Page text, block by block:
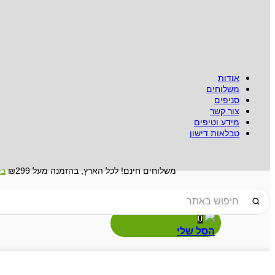
אודות
משלוחים
סניפים
צור קשר
מידע וטיפים
טבלאות דישון
משלוחים חינם! לכל הארץ, בהזמנה מעל ₪299
Search
...
0
הסל שלי